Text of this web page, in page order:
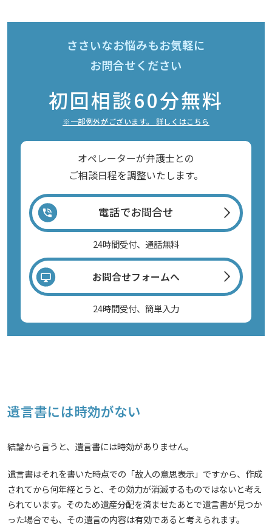
ささいなお悩みもお気軽に
お問合せください
初回相談60分無料
※一部例外がございます。 詳しくはこちら
オペレーターが弁護士との
ご相談日程を調整いたします。
電話でお問合せ
24時間受付、通話無料
お問合せフォームへ
24時間受付、簡単入力
遺言書には時効がない
結論から言うと、遺言書には時効がありません。
遺言書はそれを書いた時点での「故人の意思表示」ですから、作成
されてから何年経とうと、その効力が消滅するものではないと考え
られています。そのため遺産分配を済ませたあとで遺言書が見つか
った場合でも、その遺言の内容は有効であると考えられます。